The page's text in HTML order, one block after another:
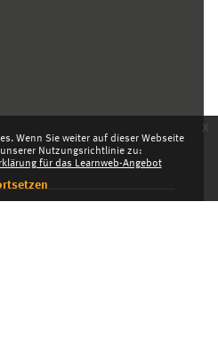
Wenn Sie weiter auf dieser Webseite
Nutzungsrichtlinie zu:
für das Learnweb-Angebot
x